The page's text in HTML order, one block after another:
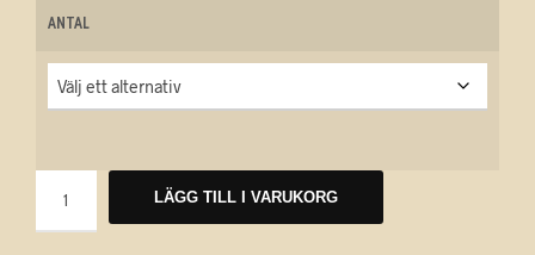
ANTAL
LÄGG TILL I VARUKORG